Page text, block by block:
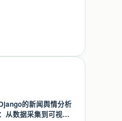
的新闻舆情分析
从数据采集到可视化